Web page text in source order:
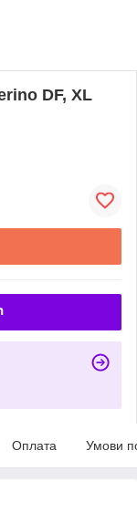
DF, XL
Оплата Умови